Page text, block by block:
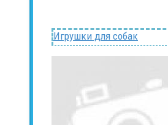
Игрушки для собак